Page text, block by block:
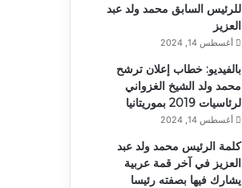
للرئيس السابق محمد ولد عبد
العزيز
أغسطس 14, 2024
بالفيديو: خطاب إعلان ترشح
محمد ولد الشيخ الغزواني
لرئاسيات 2019 بموريتانيا
أغسطس 14, 2024
كلمة الرئيس محمد ولد عبد
العزيز في آخر قمة عربية
يشارك فيها بصفته رئيسا